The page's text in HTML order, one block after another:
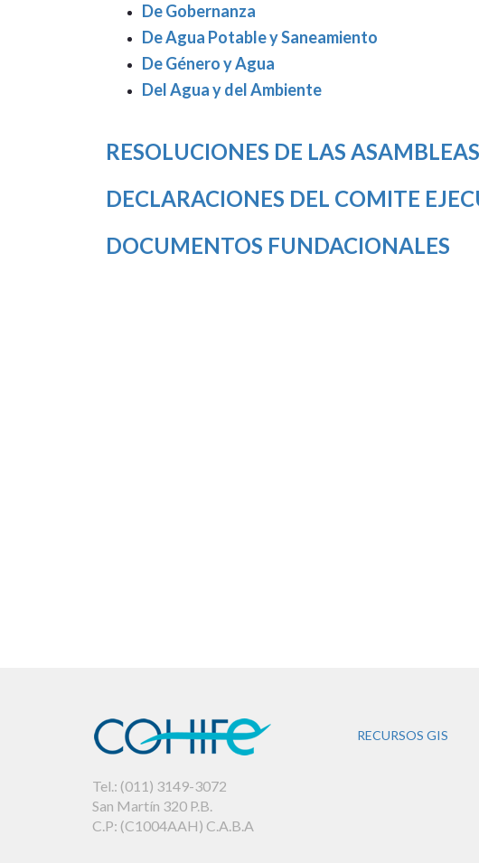
De Gobernanza
De Agua Potable y Saneamiento
De Género y Agua
Del Agua y del Ambiente
RESOLUCIONES DE LAS ASAMBLEAS
DECLARACIONES DEL COMITE
DOCUMENTOS FUNDACIONALES
Tel.: (011) 3149-3072
San Martín 320 P.B.
C.P: (C1004AAH) C.A.B.A
RECURSOS GIS